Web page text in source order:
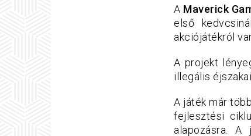
A Maverick
első
akciójátékról
A projekt
illegális
A játék már
fejlesztési
alapozásra.